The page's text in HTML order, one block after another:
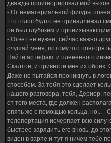
Повелитель Перемен. Так что, если не
неплохие шансы. А уж тайно
лет практики и опыт позволяли ему
составит особых усилий проникнуть
предназначение. А потом покинуть
догадался. Идти до Дворца
Дериор понял, что за этими
времени. По крайней мере, он ощущал
перешёл улицу. - Идти осталось
все эти жалкие инквизиторы, их слуги
визит. С этой мыслью на лице Дериора
ничего хорошего тем, к кому он
ко Дворцу Инквизиции, дабы
связаться с Колдуном, дабы уточнить
если это не произойдёт, ему не
дважды проигнорировал мой вызов.
- От нематериальной фигуры
Его голос будто не принадлежал
он был глубоким и пронизывающим
- Ответ не нужен, сейчас важно
слушай меня, потому что
Найти артефакт и пленённого
Скалтон, и привести мне их
Даже не пытайся проникнуть в
способом. За тебя это сделает
нашего разговора, тебя, Дериор,
от того места, где должен
опять же с помощью кольца, но... -
телепортация исчерпает всю силу
быстрее зарядить его вновь, до
виден в варпе и тут я ничем тебе